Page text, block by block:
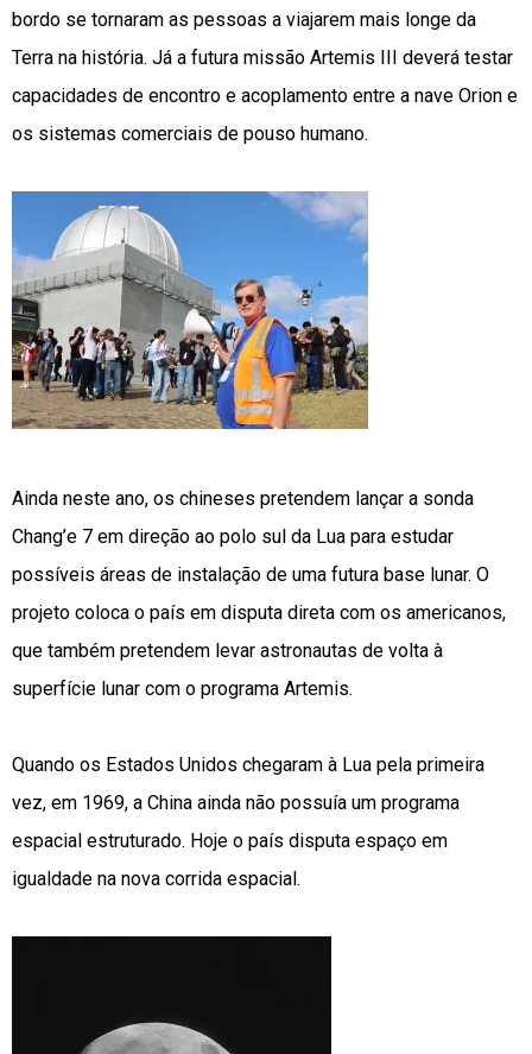
bordo se tornaram as pessoas a viajarem mais longe da
Terra na história. Já a futura missão Artemis III deverá testar
capacidades de encontro e acoplamento entre a nave Orion e
os sistemas comerciais de pouso humano.
Ainda neste ano, os chineses pretendem lançar a sonda
Chang’e 7 em direção ao polo sul da Lua para estudar
possíveis áreas de instalação de uma futura base lunar. O
projeto coloca o país em disputa direta com os americanos,
que também pretendem levar astronautas de volta à
superfície lunar com o programa Artemis.
Quando os Estados Unidos chegaram à Lua pela primeira
vez, em 1969, a China ainda não possuía um programa
espacial estruturado. Hoje o país disputa espaço em
igualdade na nova corrida espacial.